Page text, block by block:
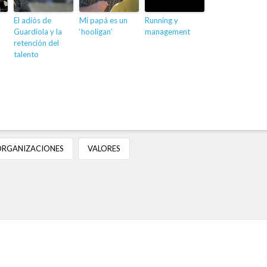
El adiós de
Guardiola y la
retención del
talento
Mi papá es un
‘hooligan’
Running y
management
VALORES